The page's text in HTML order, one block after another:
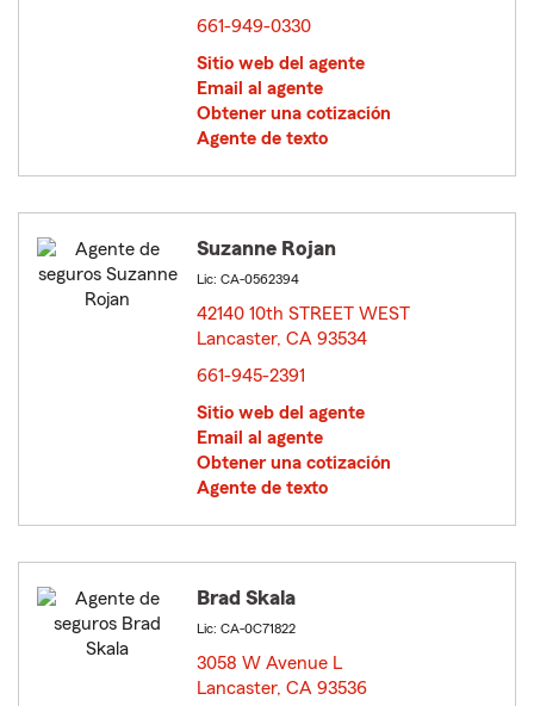
661-949-0330
Sitio web del agente
Email al agente
Obtener una cotización
Agente de texto
Suzanne Rojan
Lic: CA-0562394
42140 10th STREET WEST
Lancaster, CA 93534
661-945-2391
Sitio web del agente
Email al agente
Obtener una cotización
Agente de texto
Brad Skala
Lic: CA-0C71822
3058 W Avenue L
Lancaster, CA 93536